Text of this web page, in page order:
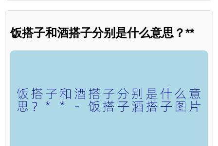
饭搭子和酒搭子分别是什么意思？**